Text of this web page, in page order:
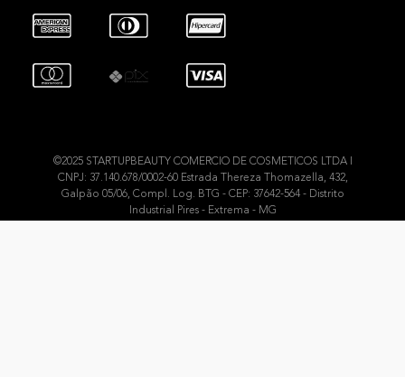
©2025 STARTUPBEAUTY COMERCIO DE COSMETICOS LTDA I
CNPJ: 37.140.678/0002-60 Estrada Thereza Thomazella, 432,
Galpão 05/06, Compl. Log. BTG - CEP: 37642-564 - Distrito
Industrial Pires - Extrema - MG